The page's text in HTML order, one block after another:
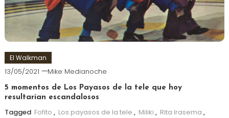
El Walkman
13/05/2021 Mike Medianoche
5 momentos de Los Payasos de la tele que hoy
resultarían escandalosos
Tagged Fofito , Los payasos de la tele , Miliki , Rita Irasema ,